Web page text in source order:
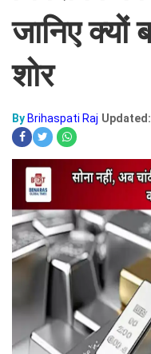
जानिए क्यों
शोर
By Brihaspati Raj